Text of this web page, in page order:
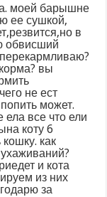
моей барышне
ее сушкой,
в
обвисший
вы
не ест
может.
ела все что ели
коту 6
как
и кота
из них
за